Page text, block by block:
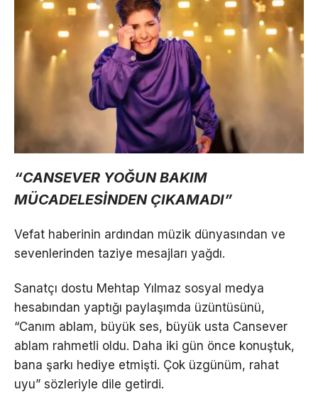
“CANSEVER YOĞUN BAKIM
MÜCADELESİNDEN ÇIKAMADI”
Vefat haberinin ardından müzik dünyasından ve
sevenlerinden taziye mesajları yağdı.
Sanatçı dostu Mehtap Yılmaz sosyal medya
hesabından yaptığı paylaşımda üzüntüsünü,
“Canım ablam, büyük ses, büyük usta Cansever
ablam rahmetli oldu. Daha iki gün önce konuştuk,
bana şarkı hediye etmişti. Çok üzgünüm, rahat
uyu” sözleriyle dile getirdi.